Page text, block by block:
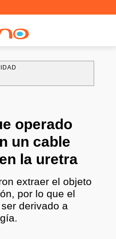
operado
un cable
la uretra
extraer el objeto
por lo que el
derivado a